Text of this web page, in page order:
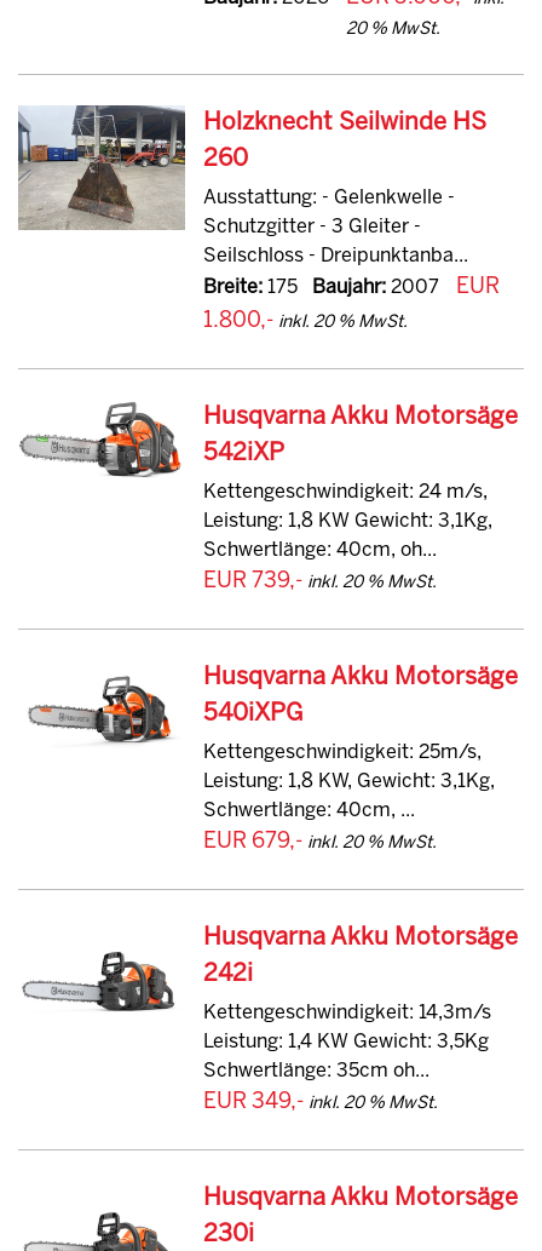
20 % MwSt.
Holzknecht Seilwinde HS
260
Ausstattung: - Gelenkwelle -
Schutzgitter - 3 Gleiter -
Seilschloss - Dreipunktanba...
Breite:175 Baujahr:2007
EUR
1.800,- inkl. 20 % MwSt.
Husqvarna Akku Motorsäge
542iXP
Kettengeschwindigkeit: 24 m/s,
Leistung: 1,8 KW Gewicht: 3,1Kg,
Schwertlänge: 40cm, oh...
EUR 739,- inkl. 20 % MwSt.
Husqvarna Akku Motorsäge
540iXPG
Kettengeschwindigkeit: 25m/s,
Leistung: 1,8 KW, Gewicht: 3,1Kg,
Schwertlänge: 40cm, ...
EUR 679,- inkl. 20 % MwSt.
Husqvarna Akku Motorsäge
242i
Kettengeschwindigkeit: 14,3m/s
Leistung: 1,4 KW Gewicht: 3,5Kg
Schwertlänge: 35cm oh...
EUR 349,- inkl. 20 % MwSt.
Husqvarna Akku Motorsäge
230i